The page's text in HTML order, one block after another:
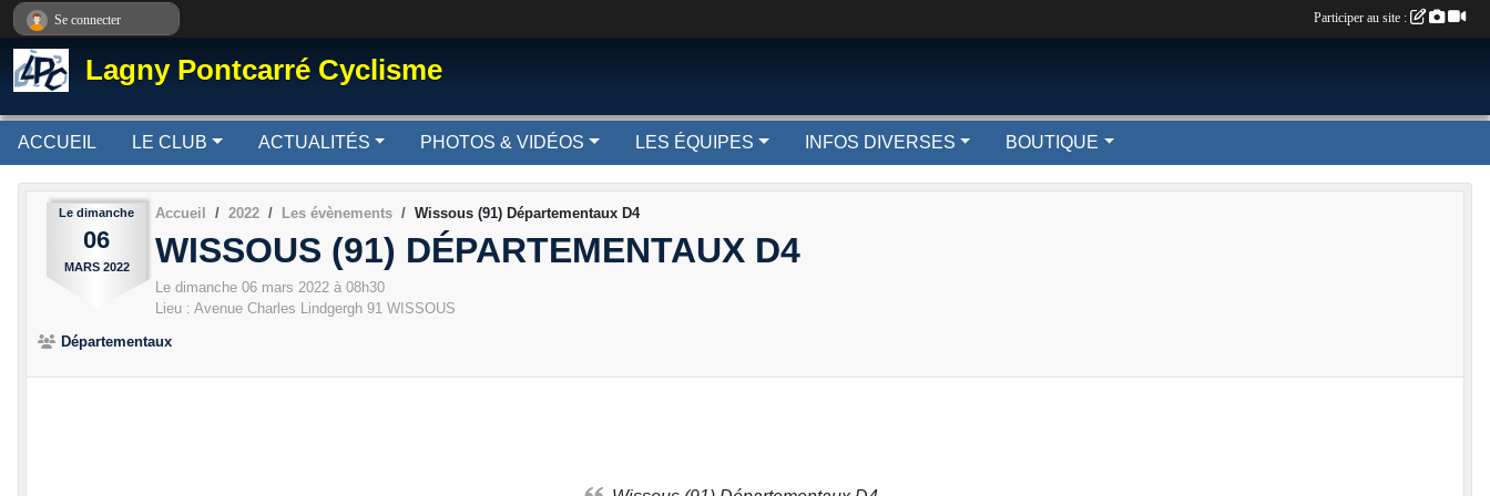
Lagny Pontcarré Cyclisme
ACCUEIL LE CLUB ACTUALITÉS PHOTOS & VIDÉOS LES ÉQUIPES INFOS DIVERSES BOUTIQUE
Le dimanche
06
MARS 2022
Accueil 2022 Les évènements Wissous (91) Départementaux D4
WISSOUS (91) DÉPARTEMENTAUX D4
Le dimanche 06 mars 2022 à 08h30
Lieu : Avenue Charles Lindgergh 91 WISSOUS
Départementaux
Se connecter Participer au site :
Panneau de gestion des cookies